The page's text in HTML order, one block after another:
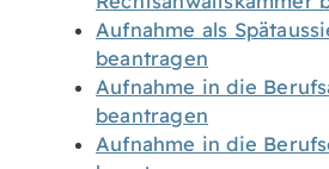
Aufnahme als
beantragen
Aufnahme in die
beantragen
Aufnahme in die